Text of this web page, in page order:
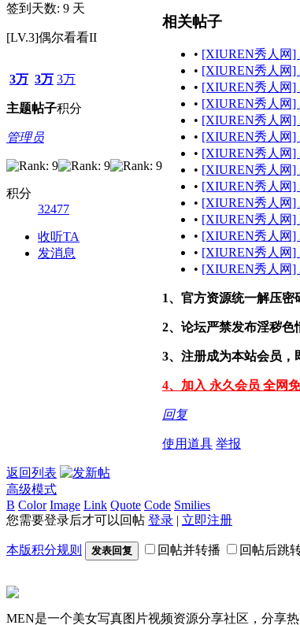
签到天数: 9 天
[LV.3]偶尔看看II
3万
主题
3万
帖子
3万
积分
管理员
积分
32477
收听TA
发消息
相关帖子
• [XIUREN秀人网]
• [XIUREN秀人网]
• [XIUREN秀人网]
• [XIUREN秀人网]
• [XIUREN秀人网]
• [XIUREN秀人网]
• [XIUREN秀人网]
• [XIUREN秀人网]
• [XIUREN秀人网]
• [XIUREN秀人网]
• [XIUREN秀人网]
• [XIUREN秀人网]
• [XIUREN秀人网]
• [XIUREN秀人网]
1、官方资源统一解压密
2、论坛严禁发布淫秽
3、注册成为本站会员，
4、加入 永久会员 全网
回复
使用道具 举报
返回列表
高级模式
B Color Image Link Quote Code Smilies
您需要登录后才可以回帖 登录 | 立即注册
本版积分规则 发表回复 回帖并转播 回帖后跳
MEN是一个美女写真图片视频资源分享社区，分享